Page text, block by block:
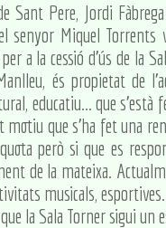
Sant Pere, Jordi
senyor Miquel
a la cessió d'ús de la
és propietat de
educatiu... que
motiu que s'ha fet una
però si que es
de la mateixa.
musicals,
la Sala Torner sigui un